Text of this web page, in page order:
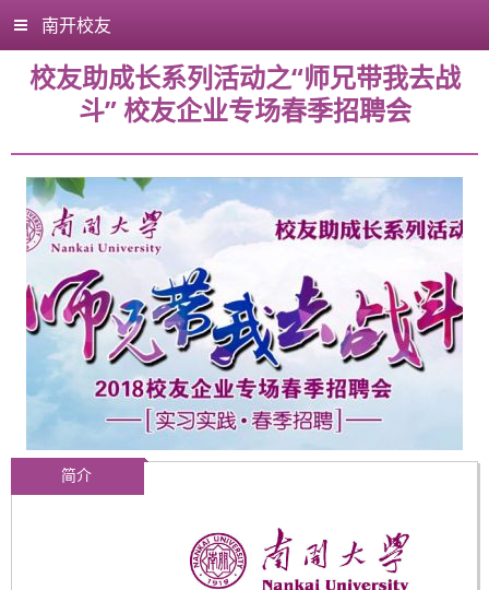
南开校友
校友助成长系列活动之“师兄带我去战
斗” 校友企业专场春季招聘会
简介